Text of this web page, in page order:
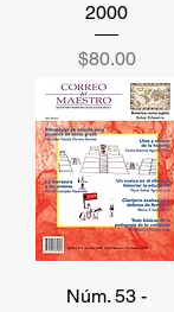
2000
Precio
$80.00
Núm. 53 -